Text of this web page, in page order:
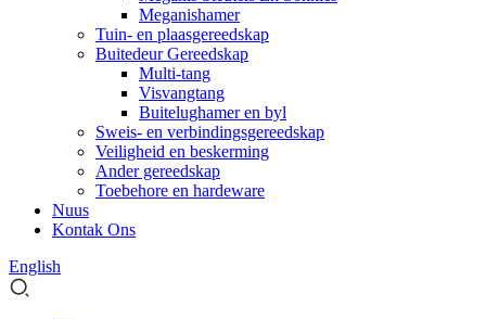
Meganishamer
Tuin- en plaasgereedskap
Buitedeur Gereedskap
Multi-tang
Visvangtang
Buitelughamer en byl
Sweis- en verbindingsgereedskap
Veiligheid en beskerming
Ander gereedskap
Toebehore en hardeware
Nuus
Kontak Ons
English